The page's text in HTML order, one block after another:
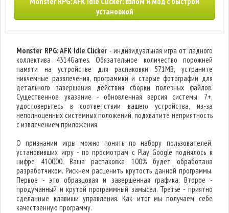
установкой
Monster RPG: AFK Idle Clicker - индивидуальная игра от ладного
коллектива 4314Games. Обязательное количество порожней
памяти на устройстве для распаковки 571MB, устраните
никчемные развлечения, программки и старые фотографии для
детального завершения действия сборки полезных файлов.
Существенное указание - обновленная версия системы. 7+,
удостоверьтесь в соответствии вашего устройства, из-за
неполноценных системных положений, подхватите неприятность
с извлечением приложения.
О признании игры можно понять по набору пользователей,
установивших игру - по просмотрам с Play Google поднялось к
цифре 410000. Ваша распаковка 100% будет обработана
разработчиком. Рискнем расценить крутость данной программы.
Первое - это образцовая и завершенная графика. Второе -
продуманный и крутой программный замысел. Третье - приятно
сделанные клавиши управления. Как итог мы получаем себе
качественную программу.